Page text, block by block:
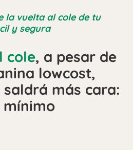
la vuelta al cole de tu
y segura
cole, a pesar de
lowcost,
más cara:
mínimo